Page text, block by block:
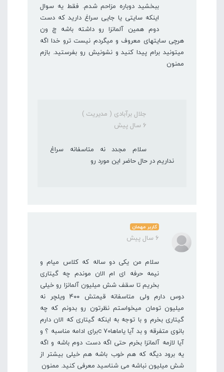
ببخشید دوباره مزاحم شدم. فقط یه سوال
اینکه سایتی یا جایی سراغ دارید که دست
دوم همین آلمانزا رو داشته باشه چ ون
هرچی سایتهای معروف و میگردم نیست ترو خدا اگه
میتونید برام پیدا کنید و نشونیش رو بفرستید. بازم
ممنون
جلال برآبادی ( مدیریت )
6 سال پیش
سلام مجدد نه متاسفانه سراغ
نداریم در حال حاضر این مورد رو
کاربر مهمان
6 سال پیش
سلام من یکی دو ساله که کلاس میام و
نیمه حرفه ای ام الان موندم چه گیتاری
بخریم تا سقف شش میلیون آلمانزا رو خیلی
دوس دارم ولی متاسفانه قیمتش ۴۰۰ ویلچر نه
میلیون تومان میخواستم نظرتون رو بدونم که چه
گیتاری بخرم و با توجه به اینکه گیتاری که الان دارم
بانوی متفرقه و بد آیا یاماهاc 70برای ادامه مناسبه ؟ و
آیا لازمه آلمانزا بخرم حتی اگه دست دوم باشه و اگه
یه برود دیگه که هم خوب باشه هم خیلی بیشتر از
شش میلیون نباشه می شناسید معرفی کنید. ممنون